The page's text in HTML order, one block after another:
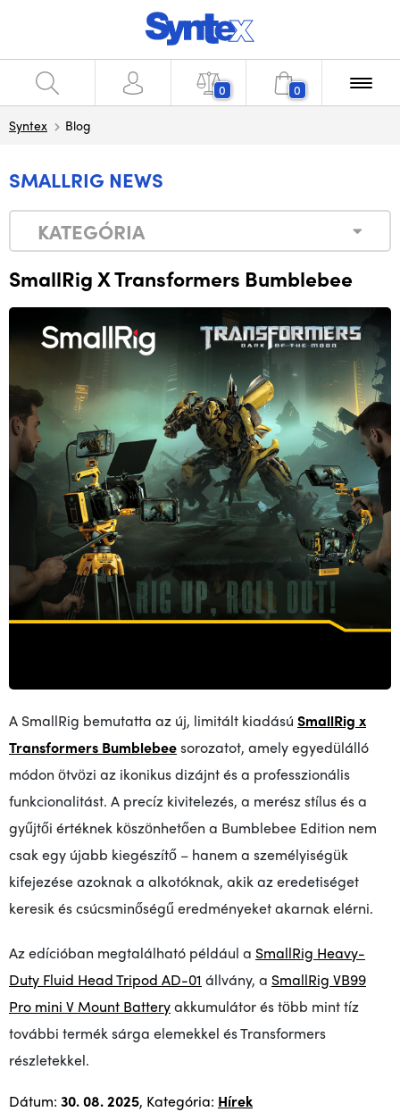
0 0
Syntex Blog
SMALLRIG NEWS
KATEGÓRIA
SmallRig X Transformers Bumblebee
A SmallRig bemutatta az új, limitált kiadású SmallRig x
Transformers Bumblebeesorozatot, amely egyedülálló
módon ötvözi az ikonikus dizájnt és a professzionális
funkcionalitást. A precíz kivitelezés, a merész stílus és a
gyűjtői értéknek köszönhetően a Bumblebee Edition nem
csak egy újabb kiegészítő – hanem a személyiségük
kifejezése azoknak a alkotóknak, akik az eredetiséget
keresik és csúcsminőségű eredményeket akarnak elérni.
Az edícióban megtalálható például a SmallRig Heavy-
Duty Fluid Head Tripod AD-01 állvány, a SmallRig VB99
Pro mini V Mount Batteryakkumulátor és több mint tíz
további termék sárga elemekkel és Transformers
részletekkel.
Dátum: 30. 08. 2025, Kategória: Hírek